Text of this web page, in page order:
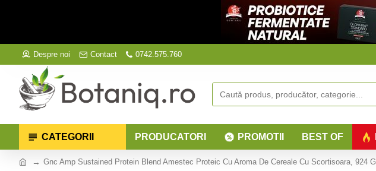
Despre noi Contact 0742.575.760
CATEGORII PRODUCATORI PROMOTII BEST OF
Gnc Amp Sustained Protein Blend Amestec Proteic Cu Aroma De Cereale Cu Scortisoara, 924 G